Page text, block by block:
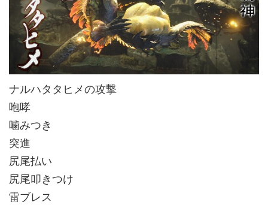
ナルハタタヒメの攻撃
咆哮
噛みつき
突進
尻尾払い
尻尾叩きつけ
雷ブレス